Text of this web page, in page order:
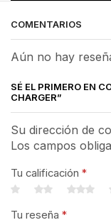
COMENTARIOS
Aún no hay
SÉ EL PRIMERO EN
CHARGER”
Su dirección de
Los campos
Tu calificación *
Tu reseña *